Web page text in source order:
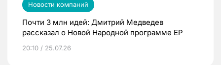
Новости компаний
Почти 3 млн идей: Дмитрий Медведев
рассказал о Новой Народной программе ЕР
20:10 / 25.07.26